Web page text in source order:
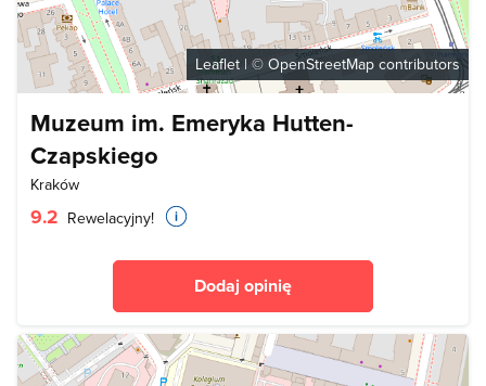
Leaflet | © OpenStreetMap contributors
Muzeum im. Emeryka Hutten-
Czapskiego
Kraków
9.2 Rewelacyjny!
Dodaj opinię